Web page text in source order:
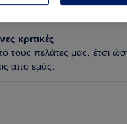
κριτικές
τους πελάτες μας, έτσι
από εμάς.